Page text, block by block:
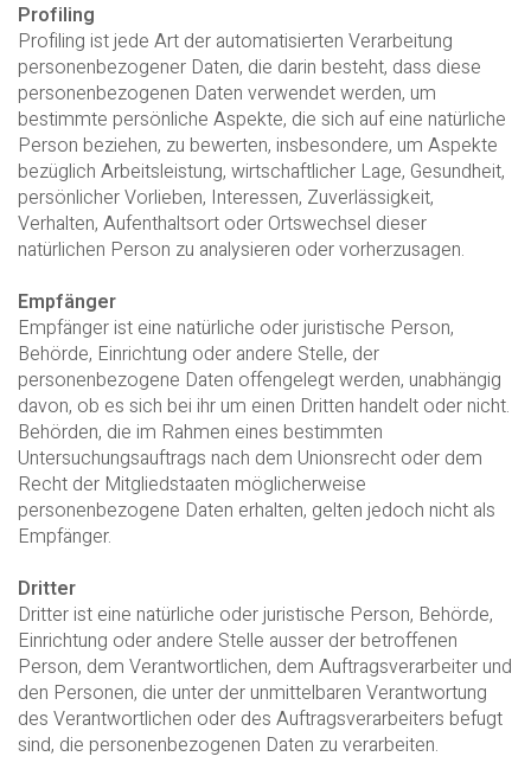
Profiling
Profiling ist jede Art der automatisierten Verarbeitung
personenbezogener Daten, die darin besteht, dass diese
personenbezogenen Daten verwendet werden, um
bestimmte persönliche Aspekte, die sich auf eine natürliche
Person beziehen, zu bewerten, insbesondere, um Aspekte
bezüglich Arbeitsleistung, wirtschaftlicher Lage, Gesundheit,
persönlicher Vorlieben, Interessen, Zuverlässigkeit,
Verhalten, Aufenthaltsort oder Ortswechsel dieser
natürlichen Person zu analysieren oder vorherzusagen.
Empfänger
Empfänger ist eine natürliche oder juristische Person,
Behörde, Einrichtung oder andere Stelle, der
personenbezogene Daten offengelegt werden, unabhängig
davon, ob es sich bei ihr um einen Dritten handelt oder nicht.
Behörden, die im Rahmen eines bestimmten
Untersuchungsauftrags nach dem Unionsrecht oder dem
Recht der Mitgliedstaaten möglicherweise
personenbezogene Daten erhalten, gelten jedoch nicht als
Empfänger.
Dritter
Dritter ist eine natürliche oder juristische Person, Behörde,
Einrichtung oder andere Stelle ausser der betroffenen
Person, dem Verantwortlichen, dem Auftragsverarbeiter und
den Personen, die unter der unmittelbaren Verantwortung
des Verantwortlichen oder des Auftragsverarbeiters befugt
sind, die personenbezogenen Daten zu verarbeiten.